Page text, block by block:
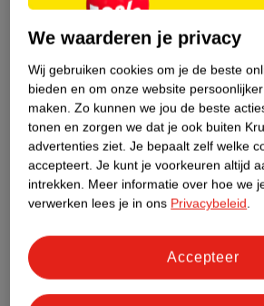
Pampers Baby-Dry Maat
mt 5+ (12-17kg), 112
luiers
42476
Luiers
mt 6
We waarderen je privacy
Wij gebruiken cookies om je de beste
bieden en om onze website
maken. Zo kunnen we jou de beste
tonen en zorgen we dat je ook buiten
advertenties ziet. Je bepaalt zelf welke
accepteert. Je kunt je voorkeuren altijd
intrekken. Meer informatie over hoe we
verwerken lees je in ons Privacybeleid.
Accepteer